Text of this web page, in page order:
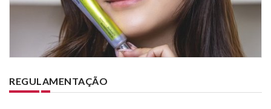
REGULAMENTAÇÃO